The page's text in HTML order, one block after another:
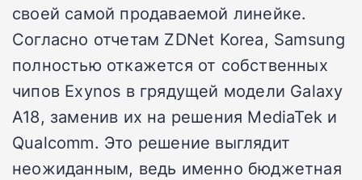
своей самой продаваемой линейке.
Согласно отчетам ZDNet Korea, Samsung
полностью откажется от собственных
чипов Exynos в грядущей модели Galaxy
A18, заменив их на решения MediaTek и
Qualcomm. Это решение выглядит
неожиданным, ведь именно бюджетная